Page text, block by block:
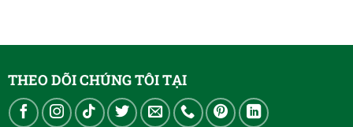
THEO DÕI CHÚNG TÔI TẠI